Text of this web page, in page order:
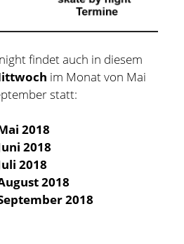
findet auch in diesem
im Monat von Mai
statt:
2018
2018
2018
2018
2018